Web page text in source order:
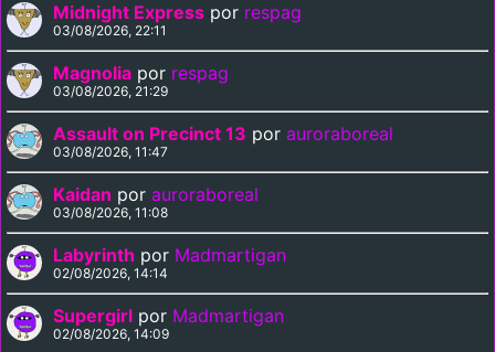
Midnight Express por respag
03/08/2026, 22:11
Magnolia por respag
03/08/2026, 21:29
Assault on Precinct 13 por auroraboreal
03/08/2026, 11:47
Kaidan por auroraboreal
03/08/2026, 11:08
Labyrinth por Madmartigan
02/08/2026, 14:14
Supergirl por Madmartigan
02/08/2026, 14:09